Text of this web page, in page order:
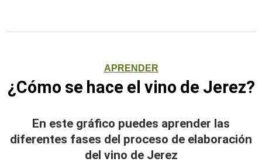
APRENDER
¿Cómo se hace el vino de Jerez?
En este gráfico puedes aprender las
diferentes fases del proceso de elaboración
del vino de Jerez